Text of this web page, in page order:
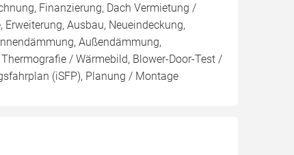
Finanzierung, Dach Vermietung /
Ausbau, Neueindeckung,
Außendämmung,
/ Wärmebild, Blower-Door-Test /
(iSFP), Planung / Montage